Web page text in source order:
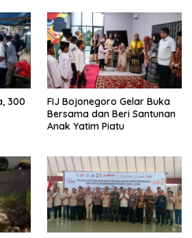
300
FIJ Bojonegoro Gelar Buka
Bersama dan Beri Santunan
Anak Yatim Piatu